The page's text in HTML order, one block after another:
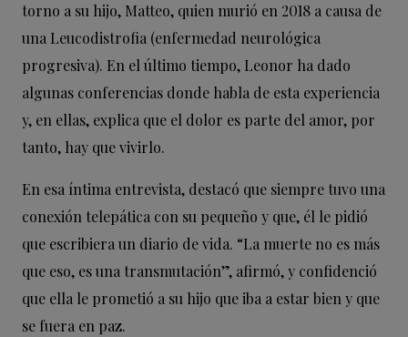
torno a su hijo, Matteo, quien murió en 2018 a causa de
una Leucodistrofia (enfermedad neurológica
progresiva). En el último tiempo, Leonor ha dado
algunas conferencias donde habla de esta experiencia
y, en ellas, explica que el dolor es parte del amor, por
tanto, hay que vivirlo.
En esa íntima entrevista, destacó que siempre tuvo una
conexión telepática con su pequeño y que, él le pidió
que escribiera un diario de vida. “La muerte no es más
que eso, es una transmutación”, afirmó, y confidenció
que ella le prometió a su hijo que iba a estar bien y que
se fuera en paz.